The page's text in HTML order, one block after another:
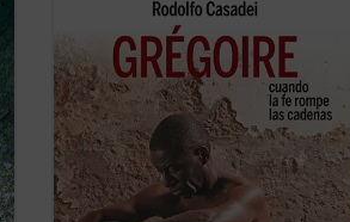
Grégoire Ahongbonon ha realizado un
pequeño milagro en Costa de Marfil,
Benín, Togo y Burkina Faso: rescatar en
tan solo veinticinco años a sesenta mil
personas con enfermedad mental,
estigmatizadas, marginadas,
encadenadas por ser ...
(ver ficha)